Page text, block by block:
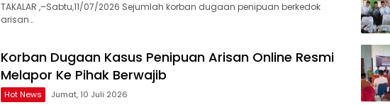
TAKALAR ,–Sabtu,11/07/2026 Sejumlah korban dugaan penipuan berkedok
arisan…
Korban Dugaan Kasus Penipuan Arisan Online Resmi
Melapor Ke Pihak Berwajib
Hot News Jumat, 10 Juli 2026